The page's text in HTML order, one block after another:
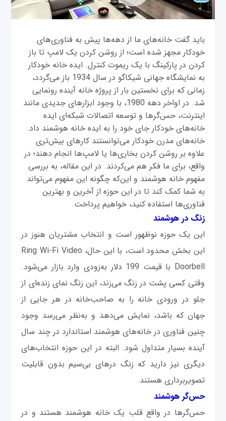
باید گفت خانه‌های ما از دهه‌ها پیش به فناوری‌های
خودکار مجهز شده است؛ از روشن کردن یک لامپ تا باز
کردن در پارکینگ با یک ریموت کنترل. ایده خانه خودکار
به نمایشگاه جهانی شیکاگو در سال 1934 باز می‌گردد،
زمانی که برای نخستین‌ بار از پروژه خانه آینده رونمایی
شد. در اواخر دهه 1980، با وجود ابزارهای جدیدی مانند
اینترنت، حس‌گرها و توسعه اتصالات شبکه‌ای ایده
خانه‌های خودکار جای خود را به ایده خانه هوشمند داد.
خانه‌های مدرن خودکار می‌توانستند کارهای بیش‌تری
علاوه بر روشن کردن بخاری‌ها یا لامپ‌ها انجام دهند؛ در
واقع، برای ما فکر هم می‌کردند. در این مقاله، به بررسی
مفهوم خانه هوشمند و این‌که چگونه این مفهوم می‌تواند
به شما کمک کند تا در این حوزه از آخرین و بهترین
فناوری‌ها استفاده کنید، خواهیم پرداخت.
زنگ در هوشمند
این یک حوزه نوظهور است و انتخاب مشتریان هنوز در
این بخش محدود است، با این حال، Ring Wi-Fi Video
Doorbell با قیمت 199 دلار به‌زودی وارد بازار می‌شود.
وقتی کسی پشت در زنگ می‌زند، این زنگ نمای زنده‌ای از
جلو در ورودی خانه را به صاحب‌خانه در هر جایی از
جهان ‌که باشد، نمایش می‌دهد و به‌نظر می‌رسد وجود
چنین فناوری در خانه‌های هوشمند استاندارد در چند سال
آینده بسیار متداول شود. البته در این حوزه انتخاب‌های
دیگری نیز دارید که زنگ درهای بی‌سیم بدون قابلیت
تصویربرداری هستند.
حس‌گر هوشمند
حس‌گرها در واقع قلب یک خانه هوشمند هستند و در